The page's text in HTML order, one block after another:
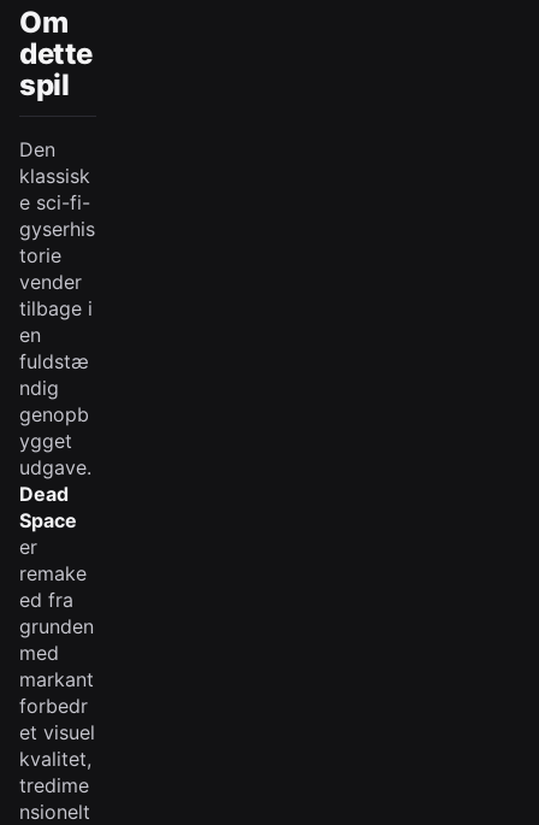
Om
dette
spil
Den
klassisk
e sci-fi-
gyserhis
torie
vender
tilbage i
en
fuldstæ
ndig
genopb
ygget
udgave.
Dead
Space
er
remake
ed fra
grunden
med
markant
forbedr
et visuel
kvalitet,
tredime
nsionelt